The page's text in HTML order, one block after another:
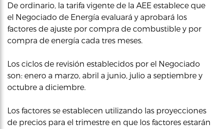
De ordinario, la tarifa vigente de la AEE establece que
el Negociado de Energía evaluará y aprobará los
factores de ajuste por compra de combustible y por
compra de energía cada tres meses.
Los ciclos de revisión establecidos por el Negociado
son: enero a marzo, abril a junio, julio a septiembre y
octubre a diciembre.
Los factores se establecen utilizando las proyecciones
de precios para el trimestre en que los factores estarán